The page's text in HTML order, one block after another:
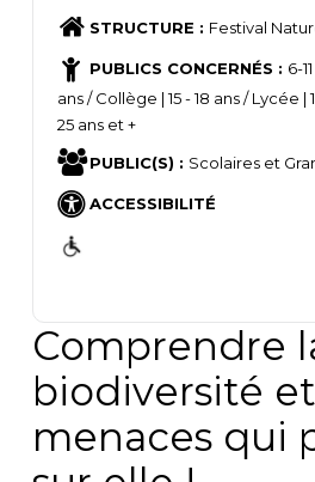
STRUCTURE : Festival
PUBLICS CONCERNÉS : 6-
ans / Collège | 15 - 18 ans / Lycée |
25 ans et +
PUBLIC(S) : Scolaires et
ACCESSIBILITÉ
Comprendre
biodiversité
menaces qui